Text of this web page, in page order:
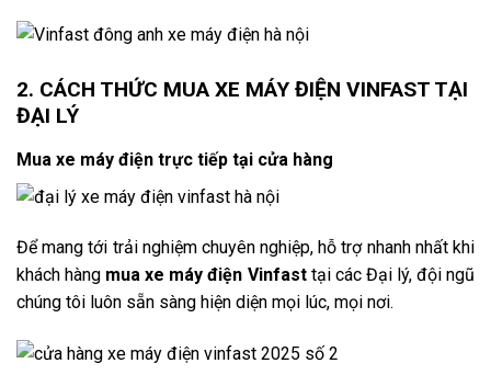
2. CÁCH THỨC MUA XE MÁY ĐIỆN VINFAST TẠI
ĐẠI LÝ
Mua xe máy điện trực tiếp tại cửa hàng
Để mang tới trải nghiệm chuyên nghiệp, hỗ trợ nhanh nhất khi
khách hàng mua xe máy điện Vinfasttại các Đại lý, đội ngũ
chúng tôi luôn sẵn sàng hiện diện mọi lúc, mọi nơi.